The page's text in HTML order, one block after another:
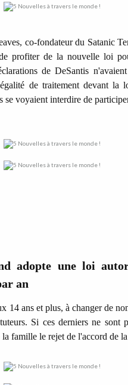
co-fondateur du Satanic
profiter de la nouvelle loi
de DeSantis
de traitement devant la
se voyaient interdire de
adopte une loi
an
14 ans et plus, à changer de
Si ces derniers ne sont
famille le rejet de l'accord de